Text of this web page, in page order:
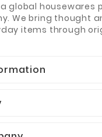
global housewares
We bring thought
items through